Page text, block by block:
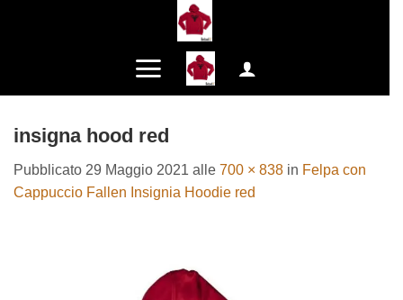
insigna hood red
Pubblicato 29 Maggio 2021 alle 700 × 838 in Felpa con
Cappuccio Fallen Insignia Hoodie red